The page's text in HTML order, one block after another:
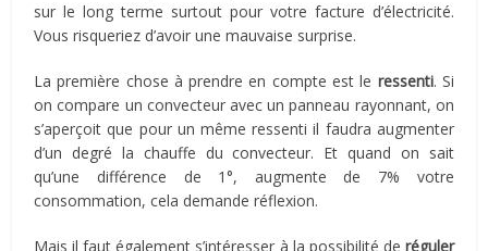
sur le long terme surtout pour votre facture d’électricité.
Vous risqueriez d’avoir une mauvaise surprise.
La première chose à prendre en compte est le ressenti. Si
on compare un convecteur avec un panneau rayonnant, on
s’aperçoit que pour un même ressenti il faudra augmenter
d’un degré la chauffe du convecteur. Et quand on sait
qu’une différence de 1°, augmente de 7% votre
consommation, cela demande réflexion.
Mais il faut également s’intéresser à la possibilité de réguler